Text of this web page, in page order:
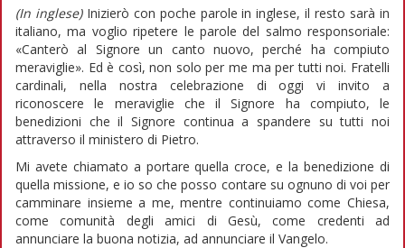
(In inglese) Inizierò con poche parole in inglese, il resto sarà in
italiano, ma voglio ripetere le parole del salmo responsoriale:
«Canterò al Signore un canto nuovo, perché ha compiuto
meraviglie». Ed è così, non solo per me ma per tutti noi. Fratelli
cardinali, nella nostra celebrazione di oggi vi invito a
riconoscere le meraviglie che il Signore ha compiuto, le
benedizioni che il Signore continua a spandere su tutti noi
attraverso il ministero di Pietro.
Mi avete chiamato a portare quella croce, e la benedizione di
quella missione, e io so che posso contare su ognuno di voi per
camminare insieme a me, mentre continuiamo come Chiesa,
come comunità degli amici di Gesù, come credenti ad
annunciare la buona notizia, ad annunciare il Vangelo.